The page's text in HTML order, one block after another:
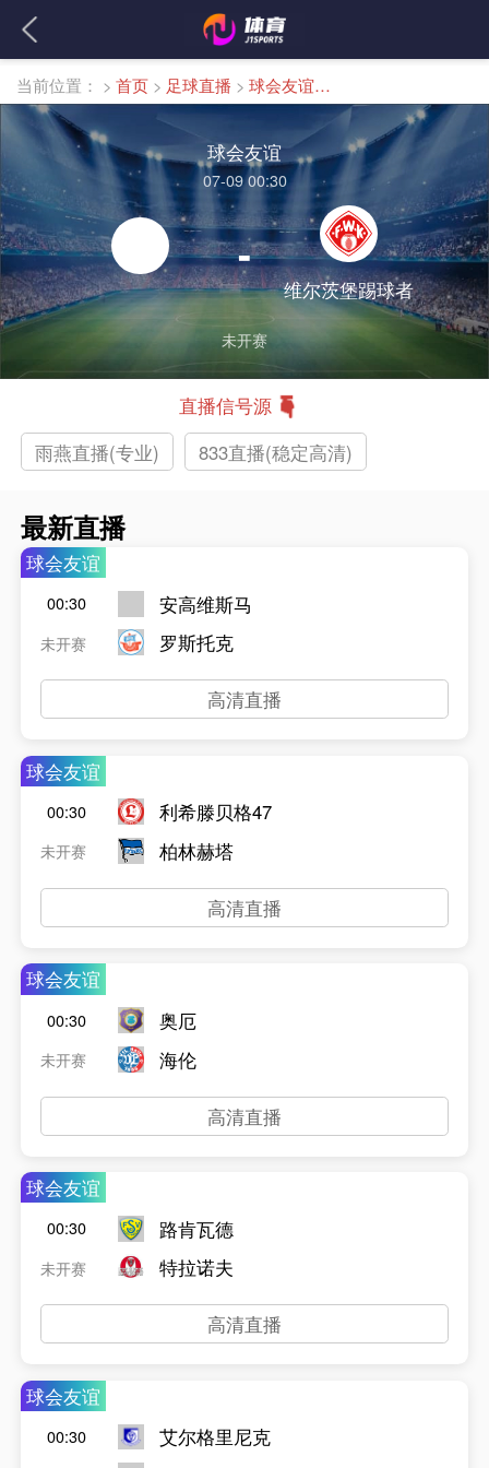
当前位置： > 首页 > 足球直播 > 球会友谊直播
球会友谊
07-09 00:30
-
维尔茨堡踢球者
未开赛
直播信号源
雨燕直播(专业)
833直播(稳定高清)
最新直播
球会友谊
00:30
未开赛
安高维斯马
罗斯托克
高清直播
球会友谊
00:30
未开赛
利希滕贝格47
柏林赫塔
高清直播
球会友谊
00:30
未开赛
奥厄
海伦
高清直播
球会友谊
00:30
未开赛
路肯瓦德
特拉诺夫
高清直播
球会友谊
00:30
艾尔格里尼克